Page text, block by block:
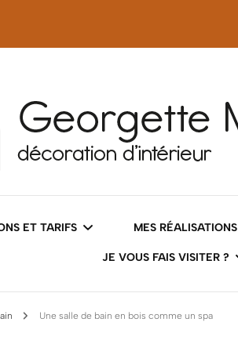
ET TARIFS MES RÉALISATIONS
JE VOUS FAIS VISITER ?
Une salle de bain en bois comme un spa